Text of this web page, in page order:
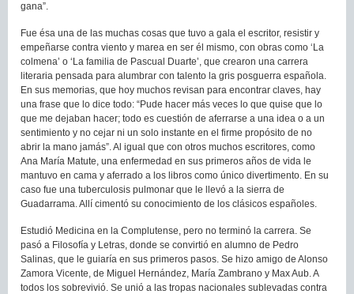
gana”.
Fue ésa una de las muchas cosas que tuvo a gala el escritor, resistir y
empeñarse contra viento y marea en ser él mismo, con obras como ‘La
colmena’ o ‘La familia de Pascual Duarte’, que crearon una carrera
literaria pensada para alumbrar con talento la gris posguerra española.
En sus memorias, que hoy muchos revisan para encontrar claves, hay
una frase que lo dice todo: “Pude hacer más veces lo que quise que lo
que me dejaban hacer; todo es cuestión de aferrarse a una idea o a un
sentimiento y no cejar ni un solo instante en el firme propósito de no
abrir la mano jamás”. Al igual que con otros muchos escritores, como
Ana María Matute, una enfermedad en sus primeros años de vida le
mantuvo en cama y aferrado a los libros como único divertimento. En su
caso fue una tuberculosis pulmonar que le llevó a la sierra de
Guadarrama. Allí cimentó su conocimiento de los clásicos españoles.
Estudió Medicina en la Complutense, pero no terminó la carrera. Se
pasó a Filosofía y Letras, donde se convirtió en alumno de Pedro
Salinas, que le guiaría en sus primeros pasos. Se hizo amigo de Alonso
Zamora Vicente, de Miguel Hernández, María Zambrano y Max Aub. A
todos los sobrevivió. Se unió a las tropas nacionales sublevadas contra